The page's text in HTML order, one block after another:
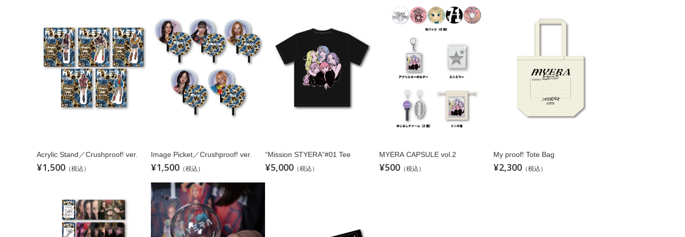
Acrylic Stand／Crushproof! ver.
¥1,500 （税込）
Image Picket／Crushproof! ver.
¥1,500 （税込）
“Mission STYERA”#01 Tee
¥5,000 （税込）
MYERA CAPSULE vol.2
¥500 （税込）
My proof! Tote Bag
¥2,300 （税込）